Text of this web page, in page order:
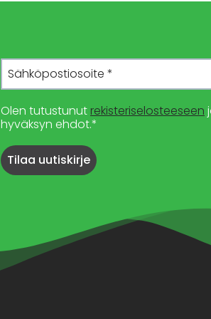
Olen tutustunut rekisteriselosteeseen
hyväksyn ehdot.*